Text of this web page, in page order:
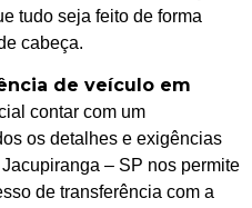
tudo seja feito de forma
cabeça.
de veículo em
contar com um
os detalhes e exigências
– SP nos permite
de transferência com a